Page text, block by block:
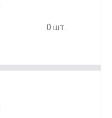
0 шт.